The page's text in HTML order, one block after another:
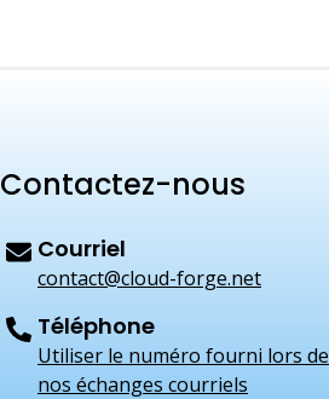
Contactez-nous
Courriel
contact@cloud-forge.net
Téléphone
Utiliser le numéro fourni lors de
nos échanges courriels